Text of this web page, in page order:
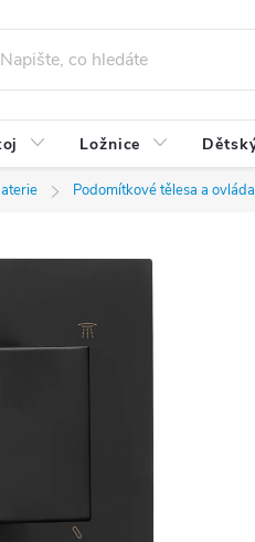
Ložnice
Podomítkové tělesa a